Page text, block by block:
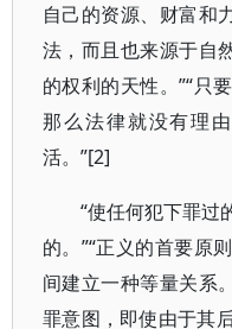
自己的资源、财富和
法，而且也来源于自
的权利的天性。”“只
那么法律就没有理
活。”[2]
“使任何犯下罪过
的。”“正义的首要原
间建立一种等量关系
罪意图，即使由于其